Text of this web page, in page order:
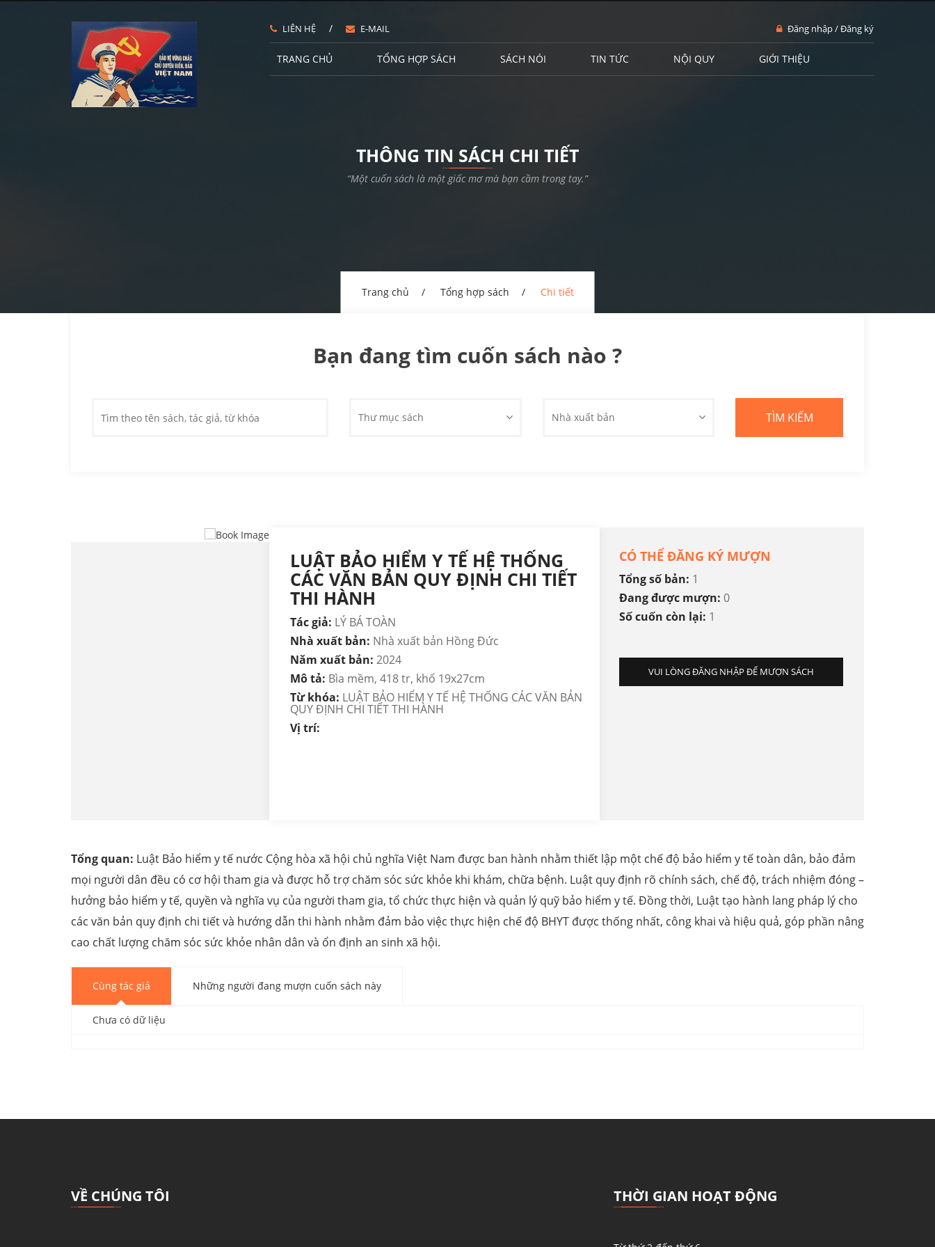
LIÊN HỆ / E-MAIL Đăng nhập / Đăng ký
TRANG CHỦ TỔNG HỢP SÁCH SÁCH NÓI TIN TỨC NỘI QUY GIỚI THIỆU
THÔNG TIN SÁCH CHI TIẾT
“Một cuốn sách là một giấc mơ mà bạn cầm trong tay.”
Trang chủ Tổng hợp sách Chi tiết
Bạn đang tìm cuốn sách nào ?
Thư mục sách Nhà xuất bản
LUẬT BẢO HIỂM Y TẾ HỆ THỐNG
CÁC VĂN BẢN QUY ĐỊNH CHI TIẾT
THI HÀNH
Tác giả: LÝ BÁ TOÀN
Nhà xuất bản: Nhà xuất bản Hồng Đức
Năm xuất bản: 2024
Mô tả: Bìa mềm, 418 tr, khổ 19x27cm
Từ khóa: LUẬT BẢO HIỂM Y TẾ HỆ THỐNG CÁC VĂN BẢN
QUY ĐỊNH CHI TIẾT THI HÀNH
Vị trí:
CÓ THỂ ĐĂNG KÝ MƯỢN
Tổng số bản: 1
Đang được mượn: 0
Số cuốn còn lại: 1
VUI LÒNG ĐĂNG NHẬP ĐỂ MƯỢN SÁCH
Tổng quan: Luật Bảo hiểm y tế nước Cộng hòa xã hội chủ nghĩa Việt Nam được ban hành nhằm thiết lập một chế độ bảo hiểm y tế toàn dân, bảo đảm
mọi người dân đều có cơ hội tham gia và được hỗ trợ chăm sóc sức khỏe khi khám, chữa bệnh. Luật quy định rõ chính sách, chế độ, trách nhiệm đóng –
hưởng bảo hiểm y tế, quyền và nghĩa vụ của người tham gia, tổ chức thực hiện và quản lý quỹ bảo hiểm y tế. Đồng thời, Luật tạo hành lang pháp lý cho
các văn bản quy định chi tiết và hướng dẫn thi hành nhằm đảm bảo việc thực hiện chế độ BHYT được thống nhất, công khai và hiệu quả, góp phần nâng
cao chất lượng chăm sóc sức khỏe nhân dân và ổn định an sinh xã hội.
Cùng tác giả Những người đang mượn cuốn sách này
Chưa có dữ liệu
VỀ CHÚNG TÔI THỜI GIAN HOẠT ĐỘNG